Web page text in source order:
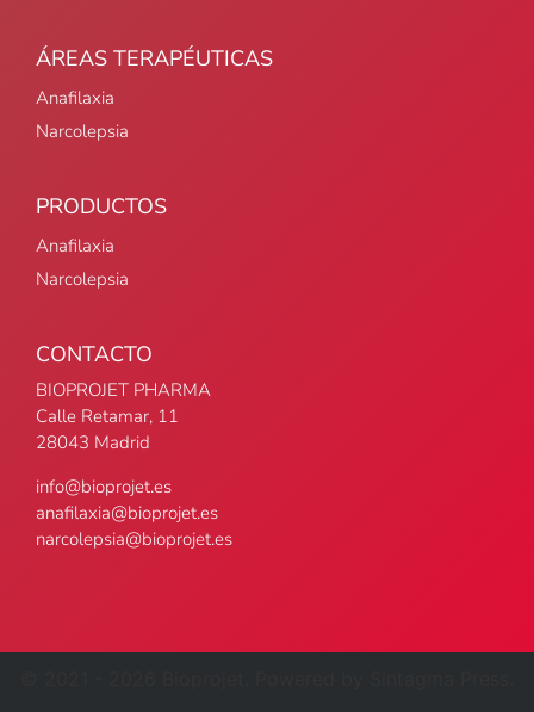
ÁREAS TERAPÉUTICAS
Anafilaxia
Narcolepsia
PRODUCTOS
Anafilaxia
Narcolepsia
CONTACTO
BIOPROJET PHARMA
Calle Retamar, 11
28043 Madrid
info@bioprojet.es
anafilaxia@bioprojet.es
narcolepsia@bioprojet.es